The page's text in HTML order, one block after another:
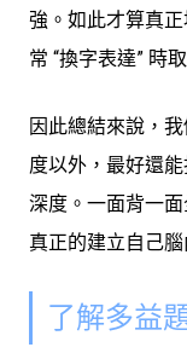
強。如此才算真
常 “換字表達” 時取
因此總結來說，
度以外，最好還
深度。一面背一
真正的建立自己
了解多益